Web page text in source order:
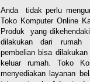
Anda tidak perlu
Toko Komputer Online
Produk yang
dilakukan dari rumah
pembelian bisa
keluar rumah. Toko
menyediakan layanan